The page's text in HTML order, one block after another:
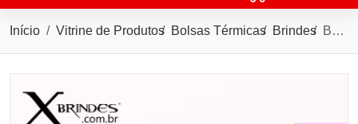
Início Vitrine de Produtos Bolsas Térmicas Brindes Bolsa Térmica de 6 Litros Com Alça de mão em Nylon X07084